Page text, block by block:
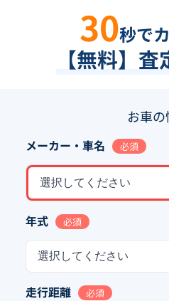
30秒で
【無料】
お車
メーカー・車名 必須
選択してください
年式 必須
選択してください
走行距離 必須